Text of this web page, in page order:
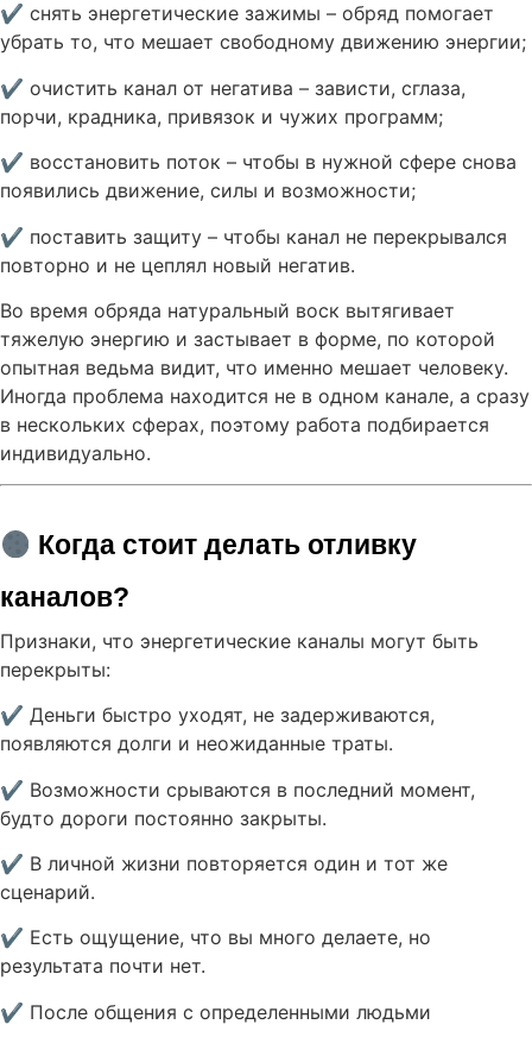
✔ снять энергетические зажимы – обряд помогает
убрать то, что мешает свободному движению энергии;
✔ очистить канал от негатива – зависти, сглаза,
порчи, крадника, привязок и чужих программ;
✔ восстановить поток – чтобы в нужной сфере снова
появились движение, силы и возможности;
✔ поставить защиту – чтобы канал не перекрывался
повторно и не цеплял новый негатив.
Во время обряда натуральный воск вытягивает
тяжелую энергию и застывает в форме, по которой
опытная ведьма видит, что именно мешает человеку.
Иногда проблема находится не в одном канале, а сразу
в нескольких сферах, поэтому работа подбирается
индивидуально.
Когда стоит делать отливку
каналов?
Признаки, что энергетические каналы могут быть
перекрыты:
✔ Деньги быстро уходят, не задерживаются,
появляются долги и неожиданные траты.
✔ Возможности срываются в последний момент,
будто дороги постоянно закрыты.
✔ В личной жизни повторяется один и тот же
сценарий.
✔ Есть ощущение, что вы много делаете, но
результата почти нет.
✔ После общения с определенными людьми